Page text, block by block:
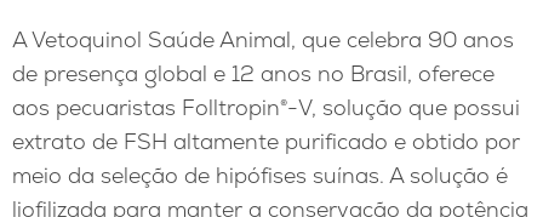
A Vetoquinol Saúde Animal, que celebra 90 anos
de presença global e 12 anos no Brasil, oferece
aos pecuaristas Folltropin®-V, solução que possui
extrato de FSH altamente purificado e obtido por
meio da seleção de hipófises suínas. A solução é
liofilizada para manter a conservação da potência